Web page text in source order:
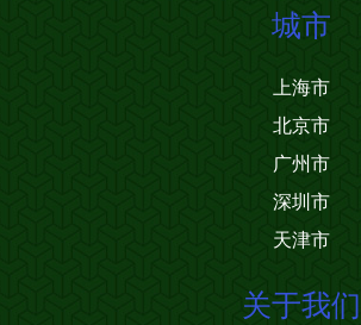
城市
上海市
北京市
广州市
深圳市
天津市
关于我们